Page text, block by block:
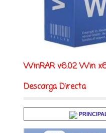
WinRAR v6.02 Win
Descarga Directa